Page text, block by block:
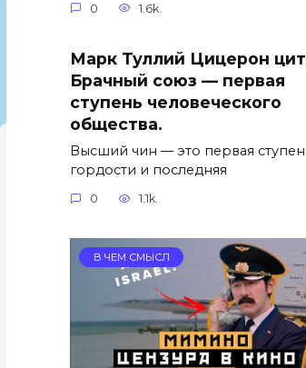
0 1.6k.
Марк Туллий Цицерон
Брачный союз — первая
ступень человеческого
общества.
Высший чин — это первая
гордости и последняя
0 1.1k.
В ЧЕМ СМЫСЛ